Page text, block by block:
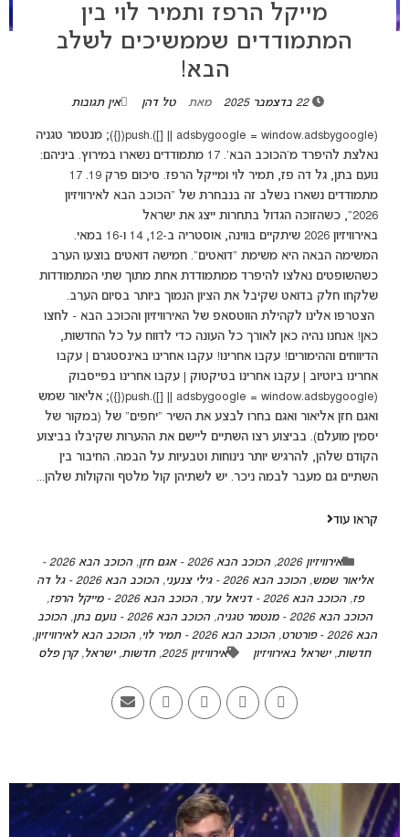
מייקל הרפז ותמיר לוי בין
המתמודדים שממשיכים לשלב
הבא!
22 בדצמבר 2025 מאת טל דהן אין תגובות
(adsbygoogle = window.adsbygoogle || []).push({}); מנטמר טגניה
נאלצת להיפרד מ'הכוכב הבא'. 17 מתמודדים נשארו במירוץ. ביניהם:
נועם בתן, גל דה פז, תמיר לוי ומייקל הרפז. סיכום פרק 19. 17
מתמודדים נשארו בשלב זה בנבחרת של “הכוכב הבא לאירוויזיון
2026“, כשהזוכה הגדול בתחרות ייצג את ישראל
באירוויזיון 2026 שיתקיים בווינה, אוסטריה ב-12, 14 ו-16 במאי.
המשימה הבאה היא משימת “דואטים”. חמישה דואטים בוצעו הערב
כשהשופטים נאלצו להיפרד ממתמודדת אחת מתוך שתי המתמודדות
שלקחו חלק בדואט שקיבל את הציון הנמוך ביותר בסיום הערב.
הצטרפו אלינו לקהילת הווטסאפ של האירוויזיון והכוכב הבא - לחצו
כאן! אנחנו נהיה כאן לאורך כל העונה כדי לדווח על כל החדשות,
הדיווחים וההימורים! עקבו אחרינו! עקבו אחרינו באינסטגרם | עקבו
אחרינו ביוטיוב | עקבו אחרינו בטיקטוק | עקבו אחרינו בפייסבוק
(adsbygoogle = window.adsbygoogle || []).push({}); אליאור שמש
ואגם חזן אליאור ואגם בחרו לבצע את השיר "יחפים" של (במקור של
יסמין מועלם). בביצוע רצו השתיים ליישם את ההערות שקיבלו בביצוע
הקודם שלהן, להרגיש יותר נינוחות וטבעיות על הבמה. החיבור בין
השתיים גם מעבר לבמה ניכר. יש לשתיהן קול מלטף והקולות שלהן...
קראו עוד
אירוויזיון 2026 ,הכוכב הבא 2026 - אגם חזן ,
הכוכב הבא 2026 -
אליאור שמש,הכוכב הבא 2026 - גילי צנעני ,
הכוכב הבא 2026 - גל דה
פז,הכוכב הבא 2026 - דניאל עזר ,הכוכב הבא 2026 - מייקל הרפז
,
הכוכב הבא 2026 - מנטמר טגניה
,הכוכב הבא 2026 - נועם בתן ,הכוכב
הבא 2026 - פורטרט
,הכוכב הבא 2026 - תמיר לוי ,הכוכב הבא לאירוויזיון,
חדשות,ישראל באירוויזיון אירוויזיון 2025 ,חדשות,ישראל,קרן פלס